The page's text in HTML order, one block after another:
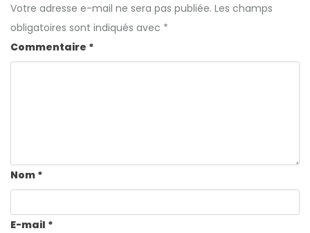
Votre adresse e-mail ne sera pas publiée. Les champs
obligatoires sont indiqués avec *
Commentaire *
Nom *
E-mail *